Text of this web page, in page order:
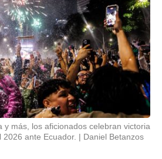
y más, los aficionados celebran victoria
ante Ecuador.
Daniel Betanzos